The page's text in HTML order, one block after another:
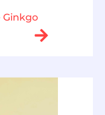
Ginkgo